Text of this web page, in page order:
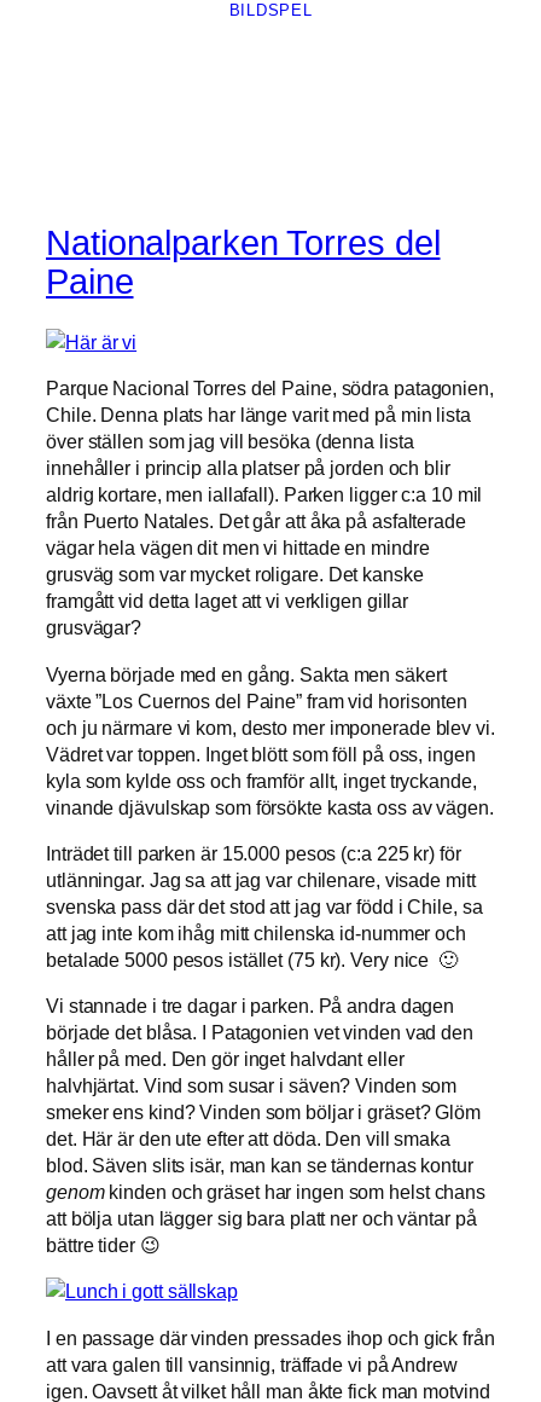
BILDSPEL
Nationalparken Torres del
Paine
Parque Nacional Torres del Paine, södra patagonien,
Chile. Denna plats har länge varit med på min lista
över ställen som jag vill besöka (denna lista
innehåller i princip alla platser på jorden och blir
aldrig kortare, men iallafall). Parken ligger c:a 10 mil
från Puerto Natales. Det går att åka på asfalterade
vägar hela vägen dit men vi hittade en mindre
grusväg som var mycket roligare. Det kanske
framgått vid detta laget att vi verkligen gillar
grusvägar?
Vyerna började med en gång. Sakta men säkert
växte ”Los Cuernos del Paine” fram vid horisonten
och ju närmare vi kom, desto mer imponerade blev vi.
Vädret var toppen. Inget blött som föll på oss, ingen
kyla som kylde oss och framför allt, inget tryckande,
vinande djävulskap som försökte kasta oss av vägen.
Inträdet till parken är 15.000 pesos (c:a 225 kr) för
utlänningar. Jag sa att jag var chilenare, visade mitt
svenska pass där det stod att jag var född i Chile, sa
att jag inte kom ihåg mitt chilenska id-nummer och
betalade 5000 pesos istället (75 kr). Very nice 🙂
Vi stannade i tre dagar i parken. På andra dagen
började det blåsa. I Patagonien vet vinden vad den
håller på med. Den gör inget halvdant eller
halvhjärtat. Vind som susar i säven? Vinden som
smeker ens kind? Vinden som böljar i gräset? Glöm
det. Här är den ute efter att döda. Den vill smaka
blod. Säven slits isär, man kan se tändernas kontur
genomkinden och gräset har ingen som helst chans
att bölja utan lägger sig bara platt ner och väntar på
bättre tider 😉
I en passage där vinden pressades ihop och gick från
att vara galen till vansinnig, träffade vi på Andrew
igen. Oavsett åt vilket håll man åkte fick man motvind